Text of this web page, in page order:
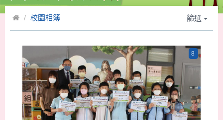
校園相簿 篩選
8